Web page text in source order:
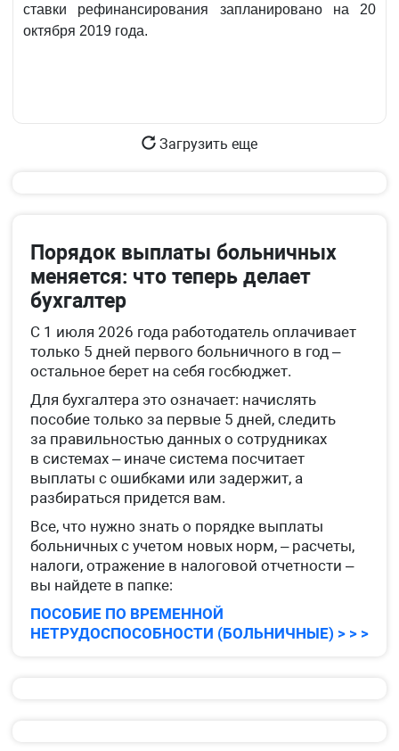
ставки рефинансирования запланировано на 20
октября 2019 года.
Загрузить еще
Порядок выплаты больничных
меняется: что теперь делает
бухгалтер
С 1 июля 2026 года работодатель оплачивает
только 5 дней первого больничного в год –
остальное берет на себя госбюджет.
Для бухгалтера это означает: начислять
пособие только за первые 5 дней, следить
за правильностью данных о сотрудниках
в системах – иначе система посчитает
выплаты с ошибками или задержит, а
разбираться придется вам.
Все, что нужно знать о порядке выплаты
больничных с учетом новых норм, – расчеты,
налоги, отражение в налоговой отчетности –
вы найдете в папке:
ПОСОБИЕ ПО ВРЕМЕННОЙ
НЕТРУДОСПОСОБНОСТИ (БОЛЬНИЧНЫЕ) > > >